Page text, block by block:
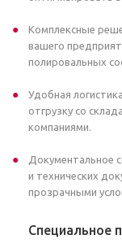
Комплексные
вашего
полировальных
Удобная
отгрузку со
компаниями.
Документальное
и технических
прозрачными
Специальное